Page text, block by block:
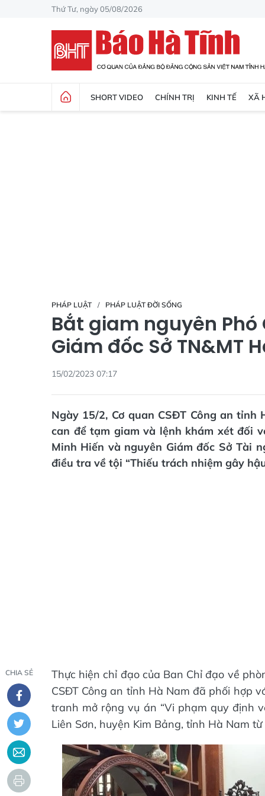
Thứ Tư, ngày 05/08/2026
SHORT VIDEO CHÍNH TRỊ KINH TẾ XÃ
PHÁP LUẬT PHÁP LUẬT ĐỜI SỐNG
Bắt giam nguyên
Giám đốc Sở TN&MT
15/02/2023 07:17
Ngày 15/2, Cơ quan CSĐT Công an
can để tạm giam và lệnh khám xét đối
Minh Hiến và nguyên Giám đốc Sở Tài
điều tra về tội “Thiếu trách nhiệm gây
CHIA SẺ
Thực hiện chỉ đạo của Ban Chỉ đạo về
CSĐT Công an tỉnh Hà Nam đã phối hợp
tranh mở rộng vụ án “Vi phạm quy định
Liên Sơn, huyện Kim Bảng, tỉnh Hà Nam